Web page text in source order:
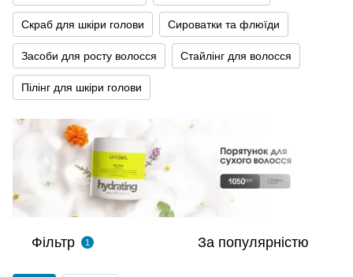
Скраб для шкіри голови Сироватки та флюїди
Засоби для росту волосся Стайлінг для волосся
Пілінг для шкіри голови
Фільтр 1 За популярністю